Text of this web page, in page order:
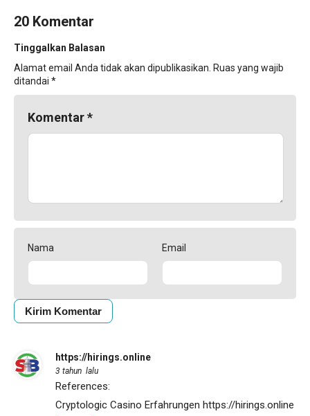
20 Komentar
Tinggalkan Balasan
Alamat email Anda tidak akan dipublikasikan. Ruas yang wajib
ditandai *
Komentar*
Nama Email
https://hirings.online
3 tahun lalu
References:
Cryptologic Casino Erfahrungen https://hirings.online